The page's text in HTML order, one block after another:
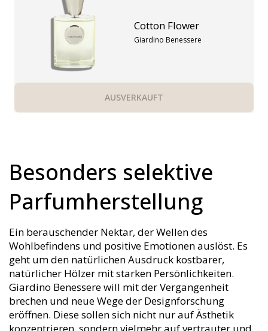
Cotton Flower
Giardino Benessere
AUSVERKAUFT
Besonders selektive
Parfumherstellung
Ein berauschender Nektar, der Wellen des
Wohlbefindens und positive Emotionen auslöst. Es
geht um den natürlichen Ausdruck kostbarer,
natürlicher Hölzer mit starken Persönlichkeiten.
Giardino Benessere will mit der Vergangenheit
brechen und neue Wege der Designforschung
eröffnen. Diese sollen sich nicht nur auf Ästhetik